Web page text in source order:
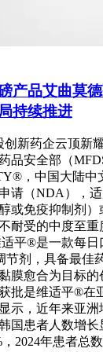
产品艾曲莫
持续推进
创新药企云顶新
品安全部（
，中国大陆中
请（NDA），
或免疫抑制剂
耐受的中度至
平®是一款每
节剂，具备最佳
膜愈合为目标
批是维适平®在
示，近年来亚
国患者人数增
2024年患者总